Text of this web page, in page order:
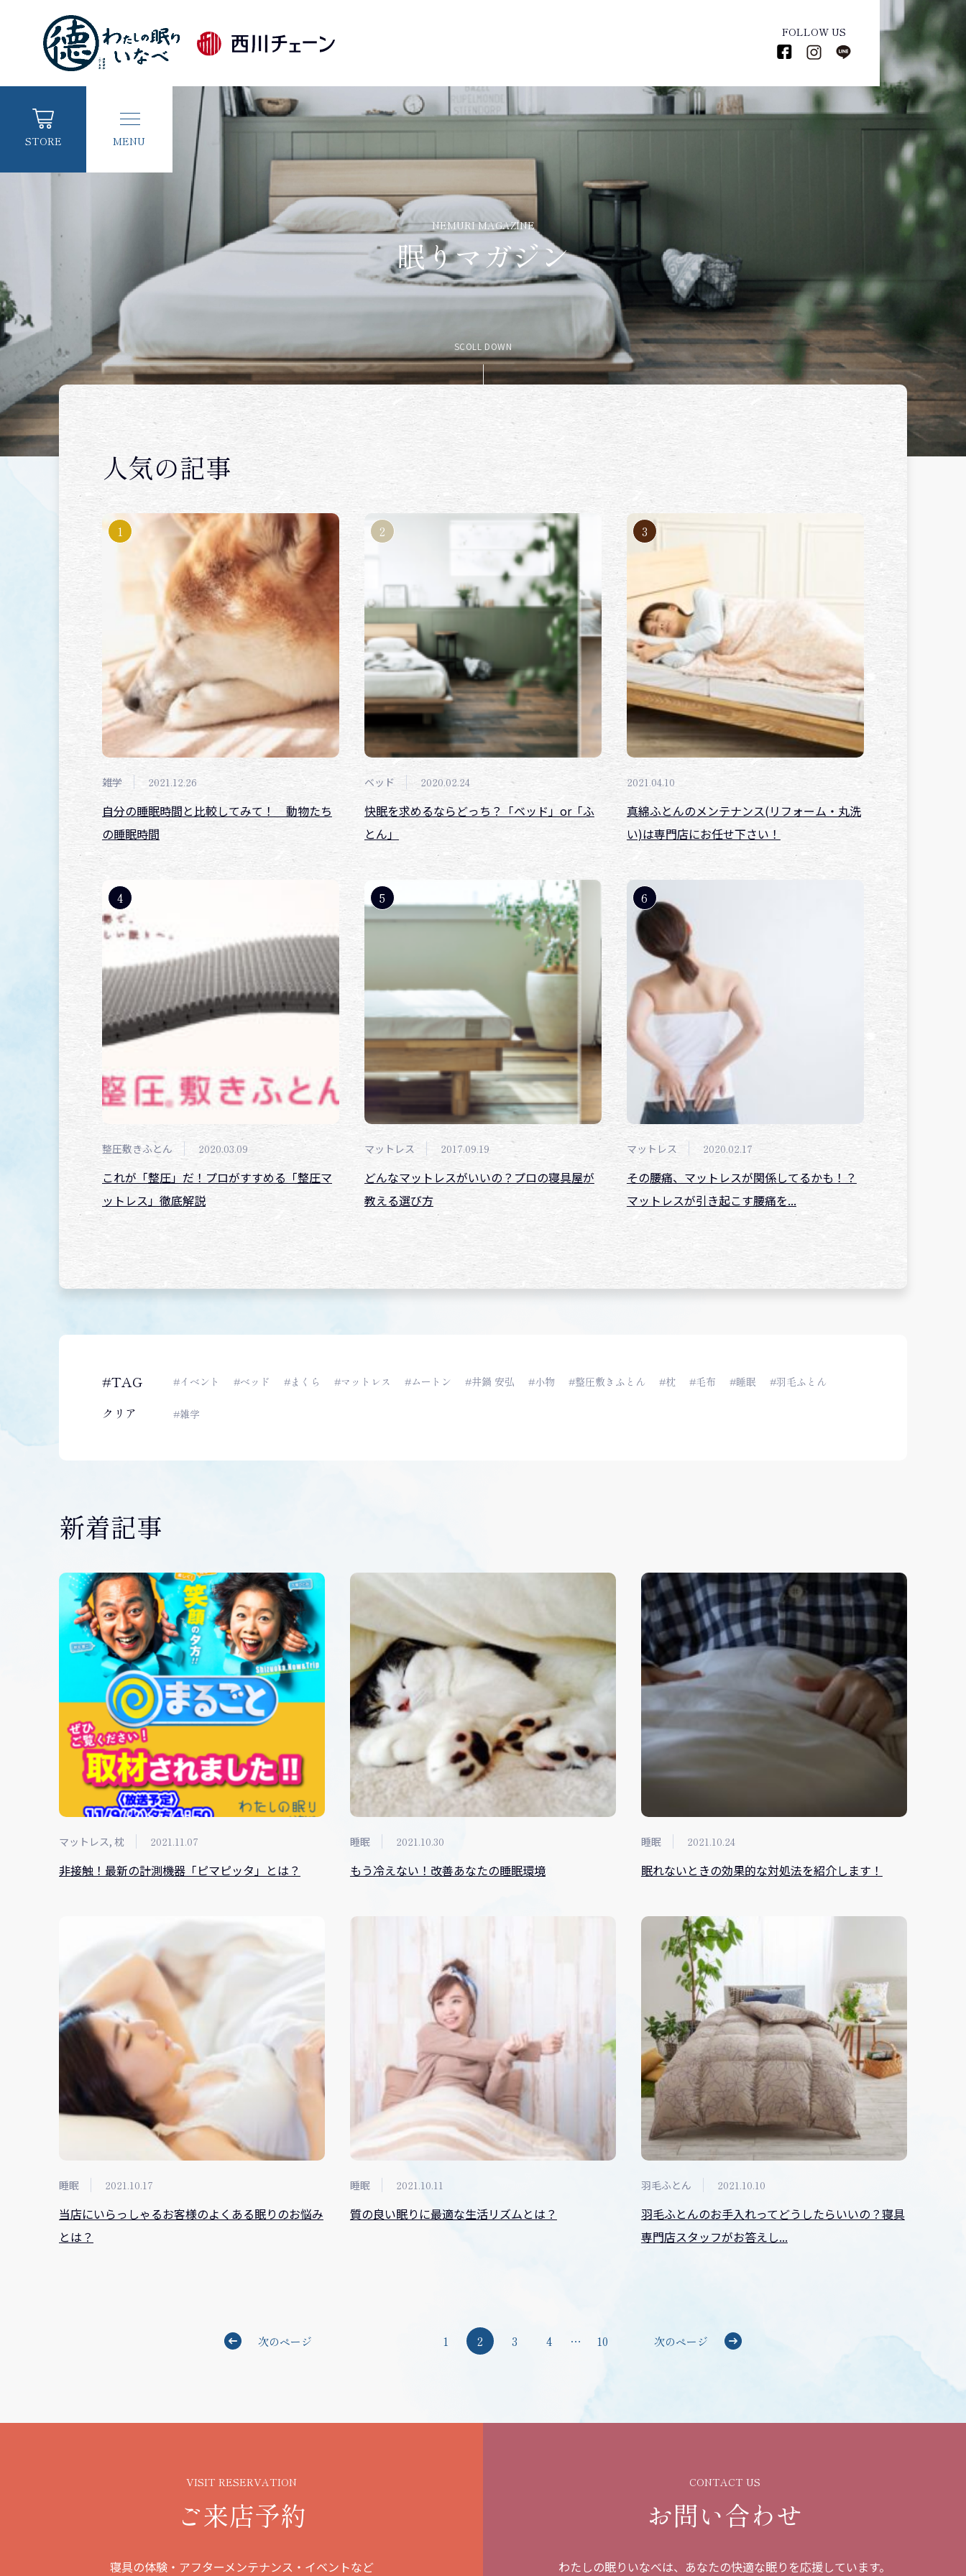
FOLLOW US
STORE MENU
眠りマガジン
NEMURI MAGAZINE
眠りマガジン
SCOLL DOWN
人気の記事
雑学 2021.12.26
自分の睡眠時間と比較してみて！ 動物たち
の睡眠時間
ベッド 2020.02.24
快眠を求めるならどっち？「ベッド」or「ふ
とん」
2021.04.10
真綿ふとんのメンテナンス(リフォーム・丸洗
い)は専門店にお任せ下さい！
整圧敷きふとん 2020.03.09
これが「整圧」だ！プロがすすめる「整圧マ
ットレス」徹底解説
マットレス 2017.09.19
どんなマットレスがいいの？プロの寝具屋が
教える選び方
マットレス 2020.02.17
その腰痛、マットレスが関係してるかも！？
マットレスが引き起こす腰痛を...
#TAG
クリア
#イベント #ベッド #まくら #マットレス #ムートン #井鍋 安弘 #小物 #整圧敷きふとん #枕 #毛布 #睡眠 #羽毛ふとん
#雑学
新着記事
マットレス, 枕 2021.11.07
非接触！最新の計測機器「ピマピッタ」とは？
睡眠 2021.10.30
もう冷えない！改善あなたの睡眠環境
睡眠 2021.10.24
眠れないときの効果的な対処法を紹介します！
睡眠 2021.10.17
当店にいらっしゃるお客様のよくある眠りのお悩み
とは？
睡眠 2021.10.11
質の良い眠りに最適な生活リズムとは？
羽毛ふとん 2021.10.10
羽毛ふとんのお手入れってどうしたらいいの？寝具
専門店スタッフがお答えし...
次のページ 1 2 3 4 … 10 次のページ
VISIT RESERVATION
ご来店予約
寝具の体験・アフターメンテナンス・イベントなど
CONTACT US
お問い合わせ
わたしの眠りいなべは、あなたの快適な眠りを応援しています。
ホーム
初めての方へ
お客様の声
各種お問い合わせ
商品カテゴリーから探す
取り扱いブランドから探す
オリジナルブランド・丸徳
オーダーメイドについて
綿ふとん・お仕立
オーダー羽毛掛けふとん
よくあるご質問
キレイキレイ倶楽部
メンテンス各種
企業情報
いなべの取り組み
プライバシーポリシー
Copyright © 2021 わたしの眠りいなべ . All rights reserved.